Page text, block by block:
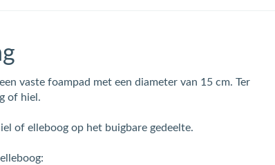
vaste foampad met een diameter van 15 cm. Ter
of hiel.
of elleboog op het buigbare gedeelte.